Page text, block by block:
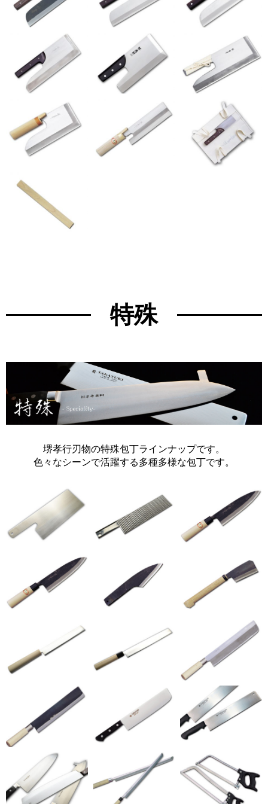
特殊
堺孝行刃物の特殊包丁ラインナップです。
色々なシーンで活躍する多種多様な包丁です。